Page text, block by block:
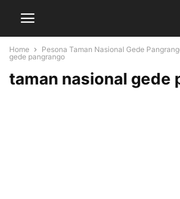
Home Pesona Taman Nasional Gede
gede pangrango
taman nasional gede